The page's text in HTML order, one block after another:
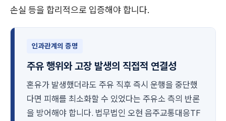
손실 등을 합리적으로 입증해야 합니다.
인과관계의 증명
주유 행위와 고장 발생의 직접적 연결성
혼유가 발생했더라도 주유 직후 즉시 운행을 중단했
다면 피해를 최소화할 수 있었다는 주유소 측의 반론
을 방어해야 합니다. 법무법인 오현 음주교통대응TF